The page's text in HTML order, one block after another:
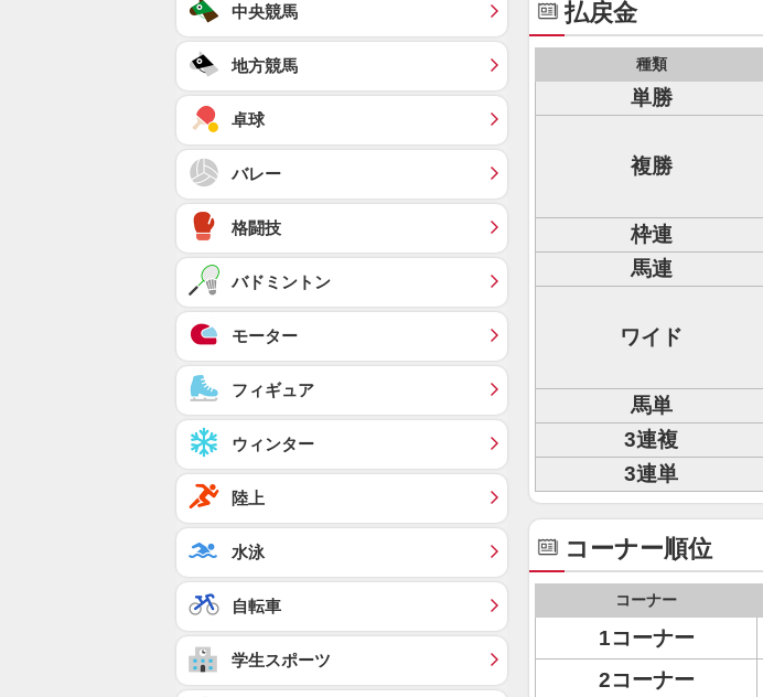
払戻金
種類
単勝
複勝
枠連
馬連
ワイド
馬単
3連複
3連単
コーナー順位
コーナー
1コーナー
2コーナー
中央競馬
地方競馬
卓球
バレー
格闘技
バドミントン
モーター
フィギュア
ウィンター
陸上
水泳
自転車
学生スポーツ